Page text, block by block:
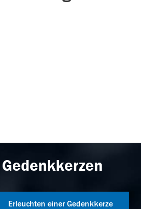
Gedenkkerzen
Erleuchten einer Gedenkkerze